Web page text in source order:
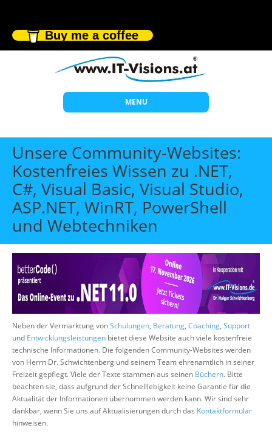
Buy me a coffee
MENU
Start
Themen
Beratung
Individuelle Schulungen
Offene Seminare
Über uns
Suche
Unsere Community-Websites:
Kostenfreies Wissen zu .NET,
C#, Visual Basic, Visual Studio,
ASP.NET, WinRT, PowerShell
und Webtechniken
Neben der Vermarktung vonSchulungen, Beratung, Coaching, Support
und Entwicklungsleistungen bietet diese Website auch viele kostenfreie
technische Informationen. Die folgenden Community-Websites werden
von Herrn Dr. Schwichtenberg und seinem Team ehrenamtlich in seiner
Freizeit gepflegt. Viele der Texte stammen aus seinen Büchern. Bitte
beachten sie, dass aufgrund der Schnelllebigkeit keine Garantie für die
Aktualität der Informationen übernommen werden kann. Wir sind sehr
dankbar, wenn Sie uns auf Aktualisierungen durch das Kontaktformular
hinweisen.